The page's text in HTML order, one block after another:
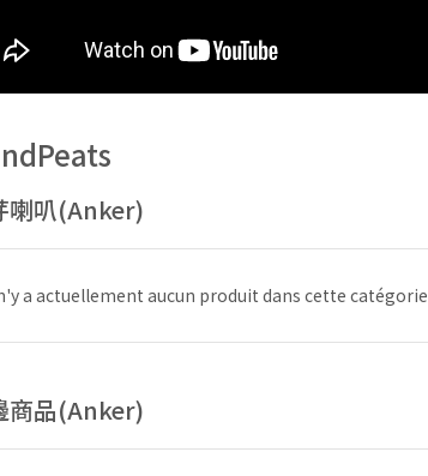
喇叭(Anker)
a actuellement aucun produit dans cette catégorie
商品(Anker)